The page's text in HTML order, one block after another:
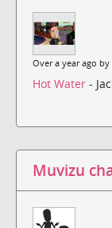
Over a year ago by
Hot Water -
Muvizu